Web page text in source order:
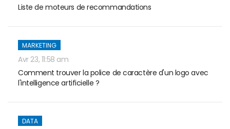
Liste de moteurs de recommandations
MARKETING
Avr 23, 11:58 am
Comment trouver la police de caractère d'un logo avec
l'intelligence artificielle ?
DATA